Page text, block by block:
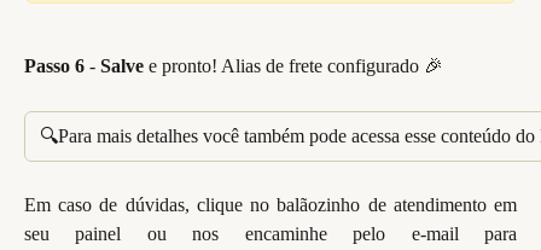
Passo 6 - Salve e pronto! Alias de frete configurado 🎉
🔍Para mais detalhes você também pode acessa esse conteúdo
Em caso de dúvidas, clique no balãozinho de atendimento em
seu painel ou nos encaminhe pelo e-mail para